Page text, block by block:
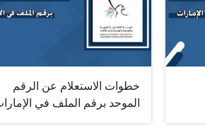
خطوات الاستعلام عن الرقم
الموحد برقم الملف في